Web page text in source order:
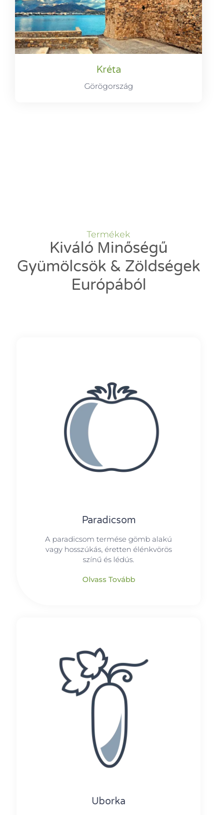
Kréta
Görögország
Termékek
Kiváló Μinőségű
Gyümölcsök & Zöldségek
Európából
Paradicsom
A paradicsom termése gömb alakú
vagy hosszúkás, éretten élénkvörös
színű és lédús.
Olvass Tovább
Uborka